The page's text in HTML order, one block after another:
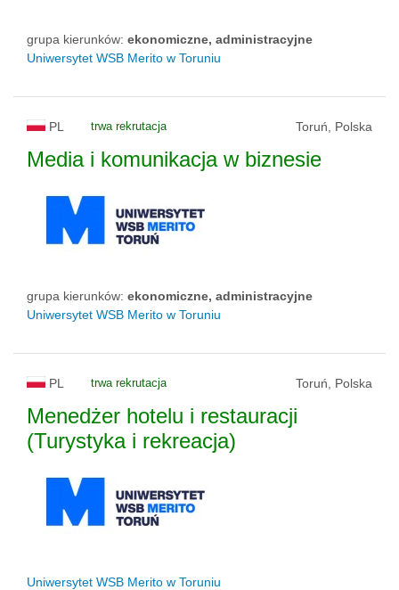
grupa kierunków: ekonomiczne, administracyjne
Uniwersytet WSB Merito w Toruniu
PL trwa rekrutacja Toruń, Polska
Media i komunikacja w biznesie
grupa kierunków: ekonomiczne, administracyjne
Uniwersytet WSB Merito w Toruniu
PL trwa rekrutacja Toruń, Polska
Menedżer hotelu i restauracji
(Turystyka i rekreacja)
Uniwersytet WSB Merito w Toruniu